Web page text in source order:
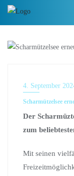
4. September
Scharmützelsee
Der
zum
Mit seinen